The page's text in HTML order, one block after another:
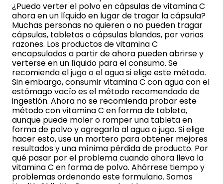
¿Puedo verter el polvo en cápsulas de vitamina C
ahora en un líquido en lugar de tragar la cápsula?
Muchas personas no quieren o no pueden tragar
cápsulas, tabletas o cápsulas blandas, por varias
razones. Los productos de vitamina C
encapsulados a partir de ahora pueden abrirse y
verterse en un líquido para el consumo. Se
recomienda el jugo o el agua si elige este método.
Sin embargo, consumir vitamina C con agua con el
estómago vacío es el método recomendado de
ingestión. Ahora no se recomienda probar este
método con vitamina C en forma de tableta,
aunque puede moler o romper una tableta en
forma de polvo y agregarla al agua o jugo. Si elige
hacer esto, use un mortero para obtener mejores
resultados y una mínima pérdida de producto. Por
qué pasar por el problema cuando ahora lleva la
vitamina C en forma de polvo. Ahórrese tiempo y
problemas ordenando este formulario. Somos